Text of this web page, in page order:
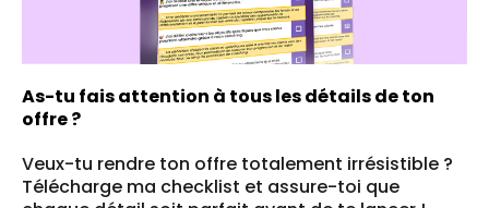
As-tu fais attention à tous les détails de ton
offre ?
Veux-tu rendre ton offre totalement irrésistible ?
Télécharge ma checklist et assure-toi que